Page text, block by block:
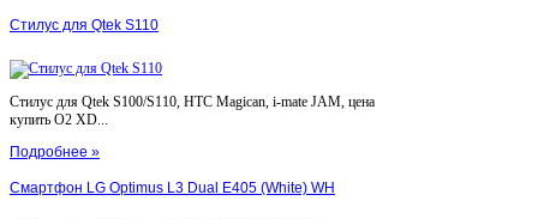
Стилус для Qtek S110
Стилус для Qtek S100/S110, HTC Magican, i-mate JAM, цена
купить O2 XD...
Подробнее »
Смартфон LG Optimus L3 Dual E405 (White) WH